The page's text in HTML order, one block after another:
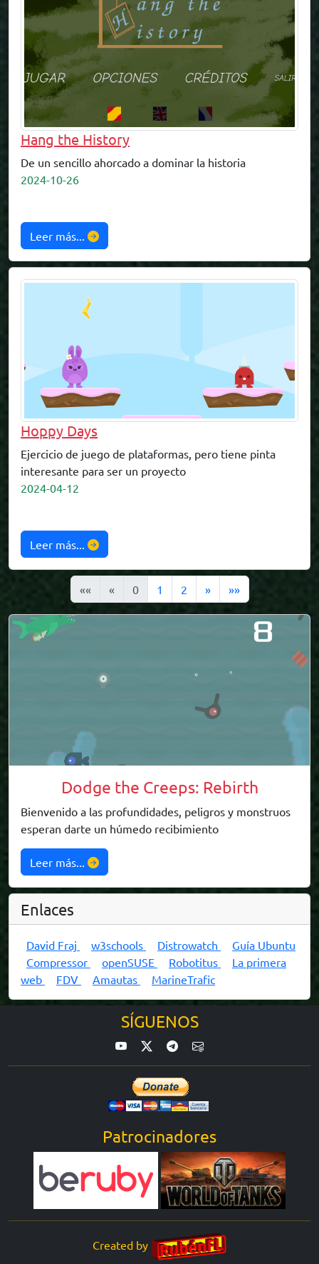
Hang the History
De un sencillo ahorcado a dominar la historia
2024-10-26
Leer más...
Hoppy Days
Ejercicio de juego de plataformas, pero tiene pinta
interesante para ser un proyecto
2024-04-12
Leer más...
«« « 0 1 2 » »»
Dodge the Creeps: Rebirth
Bienvenido a las profundidades, peligros y monstruos
esperan darte un húmedo recibimiento
Leer más...
Enlaces
David Fraj w3schools Distrowatch
Guía Ubuntu
Compressor
openSUSE Robotitus
La primera
web
FDV Amautas MarineTrafic
SÍGUENOS
Patrocinadores
Created by